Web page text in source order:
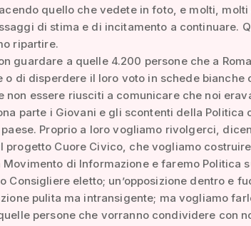
quello che vedete in foto, e molti, molti
di stima e di incitamento a continuare.
ripartire.
guardare a quelle 4.200 persone che a
o di disperdere il loro voto in schede bianche
non essere riusciti a comunicare che noi
parte i Giovani e gli scontenti della Politica
Proprio a loro vogliamo rivolgerci,
progetto Cuore Civico, che vogliamo
di Informazione e faremo Politica
Consigliere eletto; un’opposizione dentro e
pulita ma intransigente; ma vogliamo
persone che vorranno condividere con